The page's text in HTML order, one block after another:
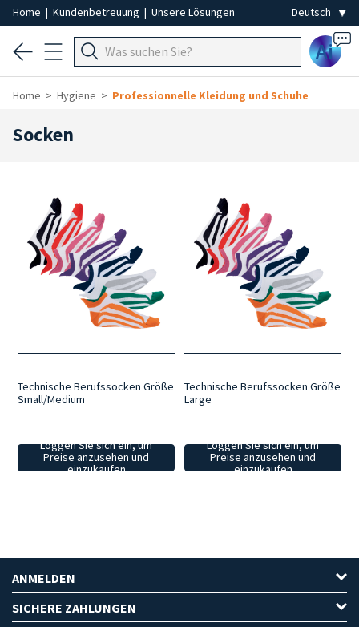
Home | Kundenbetreuung | Unsere Lösungen
Ai
Home Hygiene Professionnelle Kleidung und Schuhe
Socken
Technische Berufssocken Größe
Small/Medium
Loggen Sie sich ein, um
Preise anzusehen und
einzukaufen
Technische Berufssocken Größe
Large
Loggen Sie sich ein, um
Preise anzusehen und
einzukaufen
ANMELDEN
SICHERE ZAHLUNGEN